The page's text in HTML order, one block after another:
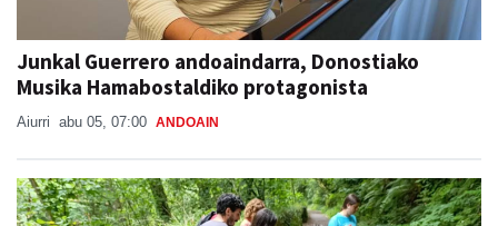
Junkal Guerrero andoaindarra, Donostiako
Musika Hamabostaldiko protagonista
Aiurri abu 05, 07:00 ANDOAIN